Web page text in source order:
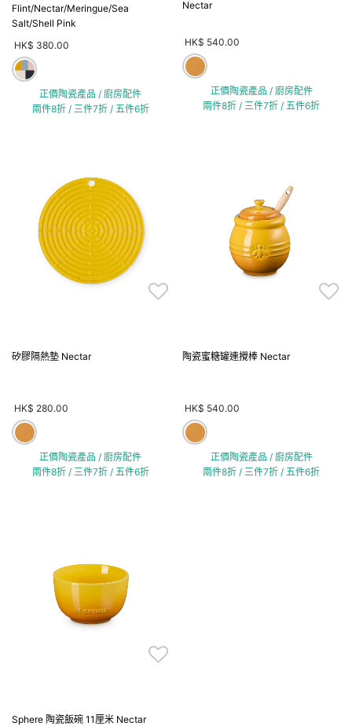
Flint/Nectar/Meringue/Sea
Salt/Shell Pink
HK$ 380.00
正價陶瓷產品 / 廚房配件
兩件8折 / 三件7折 / 五件6折
Nectar
HK$ 540.00
正價陶瓷產品 / 廚房配件
兩件8折 / 三件7折 / 五件6折
矽膠隔熱墊 Nectar
HK$ 280.00
正價陶瓷產品 / 廚房配件
兩件8折 / 三件7折 / 五件6折
陶瓷蜜糖罐連攪棒 Nectar
HK$ 540.00
正價陶瓷產品 / 廚房配件
兩件8折 / 三件7折 / 五件6折
Sphere 陶瓷飯碗 11厘米 Nectar